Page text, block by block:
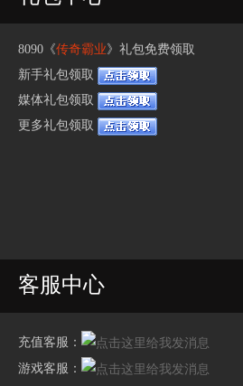
8090《传奇霸业》礼包免费领取
新手礼包领取
媒体礼包领取
更多礼包领取
客服中心
充值客服：
游戏客服：